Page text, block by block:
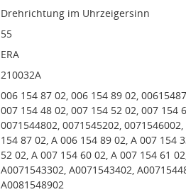
Drehrichtung im Uhrzeigersinn
55
ERA
210032A
006 154 87 02, 006 154 89 02,
007 154 48 02, 007 154 52 02, 007 154
0071544802, 0071545202,
154 87 02, A 006 154 89 02, A 007 154
52 02, A 007 154 60 02, A 007 154 61
A0071543302, A0071543402,
A0081548902